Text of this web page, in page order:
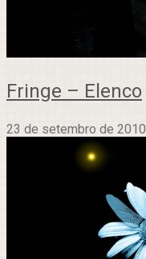
Fringe – Elenco
23 de setembro de 2010